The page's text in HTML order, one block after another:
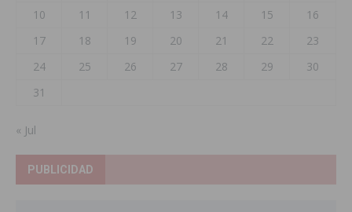
10
11 12 13 14 15
16
17
18 19 20 21 22
23
24
25 26 27 28 29
30
31
« Jul
PUBLICIDAD